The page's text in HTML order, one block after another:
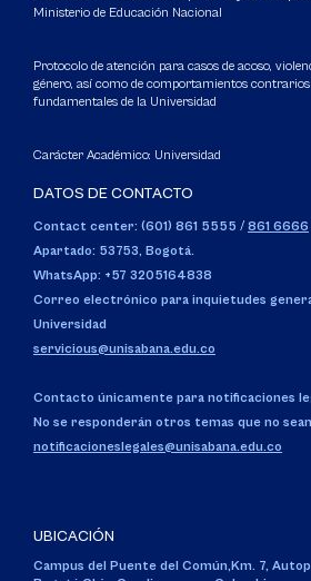
Ministerio de Educación Nacional
Protocolo de atención para casos de acoso,
género, así como de comportamientos
fundamentales de la Universidad
Carácter Académico: Universidad
DATOS DE CONTACTO
Contact center: (601) 861 5555 / 861 6666
Apartado: 53753, Bogotá.
WhatsApp: +57 3205164838
Correo electrónico para inquietudes
Universidad
servicious@unisabana.edu.co
Contacto únicamente para notificaciones
No se responderán otros temas que no
notificacioneslegales@unisabana.edu.co
UBICACIÓN
Campus del Puente del Común,Km. 7,